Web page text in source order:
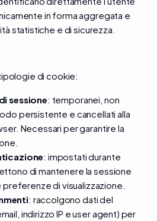
in forma aggregata e
statistiche e di sicurezza.
di cookie:
sessione: temporanei, non
persistente e cancellati alla
Necessari per garantire la
: impostati durante
di mantenere la sessione
di visualizzazione.
: raccolgono dati del
indirizzo IP e user agent) per